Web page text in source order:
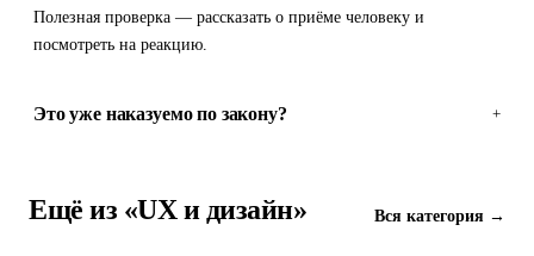
Полезная проверка — рассказать о приёме человеку и
посмотреть на реакцию.
Это уже наказуемо по закону? +
Ещё из «UX и дизайн» Вся категория →